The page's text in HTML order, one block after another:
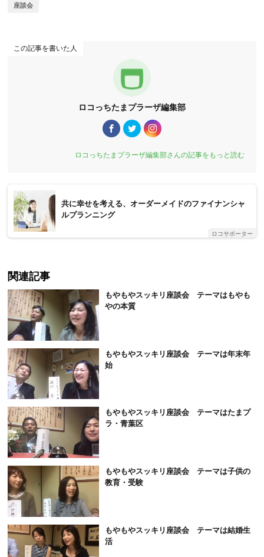
座談会
この記事を書いた人
ロコっちたまプラーザ編集部
ロコっちたまプラーザ編集部さんの記事をもっと読む
共に幸せを考える、オーダーメイドのファイナンシャ
ルプランニング
ロコサポーター
関連記事
もやもやスッキリ座談会 テーマはもやも
やの本質
もやもやスッキリ座談会 テーマは年末年
始
もやもやスッキリ座談会 テーマはたまプ
ラ・青葉区
もやもやスッキリ座談会 テーマは子供の
教育・受験
もやもやスッキリ座談会 テーマは結婚生
活